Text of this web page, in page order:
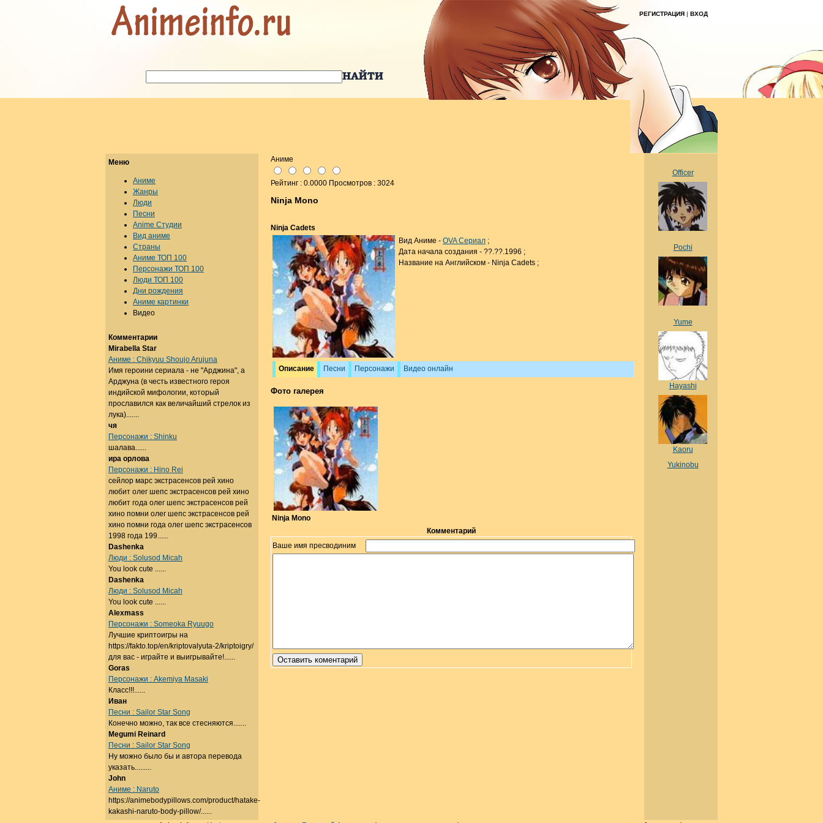
РЕГИСТРАЦИЯ | ВХОД
Аниме
Рейтинг : 0.0000 Просмотров : 3024
Ninja Mono
Ninja Cadets
Вид Аниме - OVA Сериал ;
Дата начала создания - ??.??.1996 ;
Название на Английском - Ninja Cadets ;
Описание Песни Персонажи Видео онлайн
Фото галерея
Ninja Mono
Комментарий
Ваше имя пресводиним
Меню
Аниме
Жанры
Люди
Песни
Anime Студии
Вид аниме
Страны
Аниме ТОП 100
Персонажи ТОП 100
Люди ТОП 100
Дни рождения
Аниме картинки
Видео
Комментарии
Mirabella Star
Аниме : Chikyuu Shoujo Arujuna
Имя героини сериала - не "Арджина", а
Арджуна (в честь известного героя
индийской мифологии, который
прославился как величайший стрелок из
лука).......
чя
Персонажи : Shinku
шалава......
ира орлова
Персонажи : Hino Rei
сейлор марс экстрасенсов рей хино
любит олег шепс экстрасенсов рей хино
любит года олег шепс экстрасенсов рей
хино помни олег шепс экстрасенсов рей
хино помни года олег шепс экстрасенсов
1998 года 199......
Dashenka
Люди : Solusod Micah
You look cute ......
Dashenka
Люди : Solusod Micah
You look cute ......
Alexmass
Персонажи : Someoka Ryuugo
Лучшие криптоигры на
https://fakto.top/en/kriptovalyuta-2/kriptoigry/
для вас - играйте и выигрывайте!......
Goras
Персонажи : Akemiya Masaki
Класс!!!......
Иван
Песни : Sailor Star Song
Конечно можно, так все стесняются.......
Megumi Reinard
Песни : Sailor Star Song
Ну можно было бы и автора перевода
указать.........
John
Аниме : Naruto
https://animebodypillows.com/product/hatake-
kakashi-naruto-body-pillow/......
Officer
Pochi
Yume
Hayashi
Kaoru
Yukinobu